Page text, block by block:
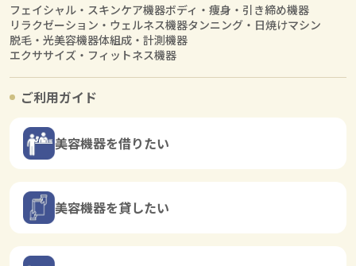
フェイシャル・スキンケア機器ボディ・痩身・引き締め機器
リラクゼーション・ウェルネス機器タンニング・日焼けマシン
脱毛・光美容機器体組成・計測機器
エクササイズ・フィットネス機器
ご利用ガイド
美容機器を借りたい
美容機器を貸したい